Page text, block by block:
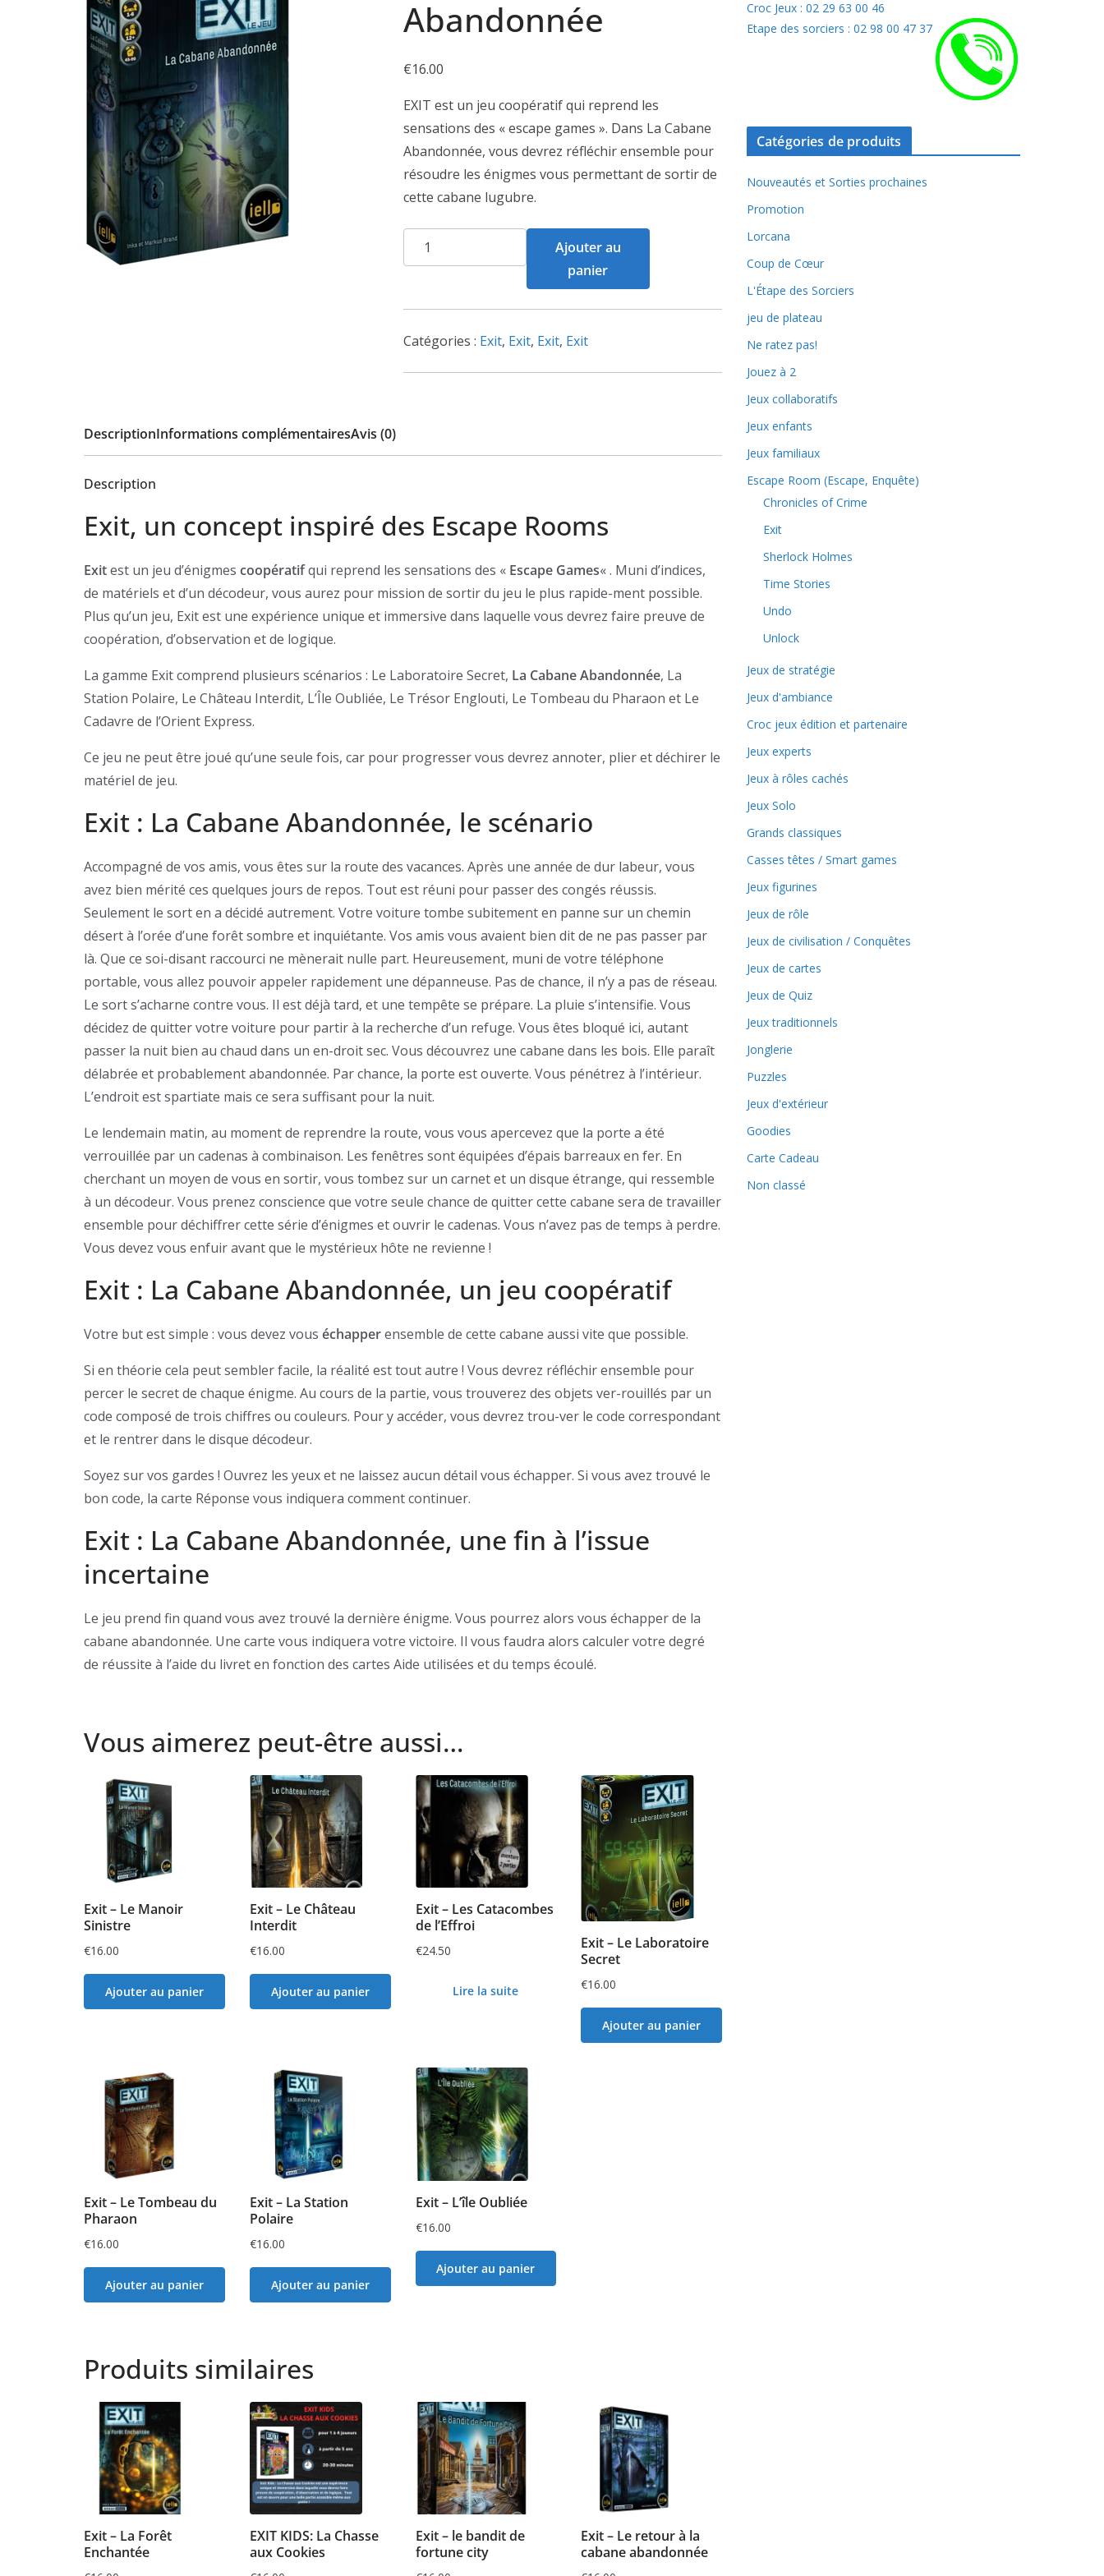
Abandonnée
€16.00
EXIT est un jeu coopératif qui reprend les
sensations des « escape games ». Dans La Cabane
Abandonnée, vous devrez réfléchir ensemble pour
résoudre les énigmes vous permettant de sortir de
cette cabane lugubre.
quantité
de
-
Cabane
Abandonnée
Ajouter au
panier
Catégories : Exit, Exit, Exit, Exit
DescriptionInformations complémentairesAvis (0)
Description
Exit, un concept inspiré des Escape Rooms
Exitest un jeu d’énigmes coopératifqui reprend les sensations des « Escape Games« . Muni d’indices,
de matériels et d’un décodeur, vous aurez pour mission de sortir du jeu le plus rapide-ment possible.
Plus qu’un jeu, Exit est une expérience unique et immersive dans laquelle vous devrez faire preuve de
coopération, d’observation et de logique.
La gamme Exit comprend plusieurs scénarios : Le Laboratoire Secret, La Cabane Abandonnée, La
Station Polaire, Le Château Interdit, L’Île Oubliée, Le Trésor Englouti, Le Tombeau du Pharaon et Le
Cadavre de l’Orient Express.
Ce jeu ne peut être joué qu’une seule fois, car pour progresser vous devrez annoter, plier et déchirer le
matériel de jeu.
Exit : La Cabane Abandonnée, le scénario
Accompagné de vos amis, vous êtes sur la route des vacances. Après une année de dur labeur, vous
avez bien mérité ces quelques jours de repos. Tout est réuni pour passer des congés réussis.
Seulement le sort en a décidé autrement. Votre voiture tombe subitement en panne sur un chemin
désert à l’orée d’une forêt sombre et inquiétante. Vos amis vous avaient bien dit de ne pas passer par
là. Que ce soi-disant raccourci ne mènerait nulle part. Heureusement, muni de votre téléphone
portable, vous allez pouvoir appeler rapidement une dépanneuse. Pas de chance, il n’y a pas de réseau.
Le sort s’acharne contre vous. Il est déjà tard, et une tempête se prépare. La pluie s’intensifie. Vous
décidez de quitter votre voiture pour partir à la recherche d’un refuge. Vous êtes bloqué ici, autant
passer la nuit bien au chaud dans un en-droit sec. Vous découvrez une cabane dans les bois. Elle paraît
délabrée et probablement abandonnée. Par chance, la porte est ouverte. Vous pénétrez à l’intérieur.
L’endroit est spartiate mais ce sera suffisant pour la nuit.
Le lendemain matin, au moment de reprendre la route, vous vous apercevez que la porte a été
verrouillée par un cadenas à combinaison. Les fenêtres sont équipées d’épais barreaux en fer. En
cherchant un moyen de vous en sortir, vous tombez sur un carnet et un disque étrange, qui ressemble
à un décodeur. Vous prenez conscience que votre seule chance de quitter cette cabane sera de travailler
ensemble pour déchiffrer cette série d’énigmes et ouvrir le cadenas. Vous n’avez pas de temps à perdre.
Vous devez vous enfuir avant que le mystérieux hôte ne revienne !
Exit : La Cabane Abandonnée, un jeu coopératif
Votre but est simple : vous devez vous échapperensemble de cette cabane aussi vite que possible.
Si en théorie cela peut sembler facile, la réalité est tout autre ! Vous devrez réfléchir ensemble pour
percer le secret de chaque énigme. Au cours de la partie, vous trouverez des objets ver-rouillés par un
code composé de trois chiffres ou couleurs. Pour y accéder, vous devrez trou-ver le code correspondant
et le rentrer dans le disque décodeur.
Soyez sur vos gardes ! Ouvrez les yeux et ne laissez aucun détail vous échapper. Si vous avez trouvé le
bon code, la carte Réponse vous indiquera comment continuer.
Exit : La Cabane Abandonnée, une fin à l’issue
incertaine
Le jeu prend fin quand vous avez trouvé la dernière énigme. Vous pourrez alors vous échapper de la
cabane abandonnée. Une carte vous indiquera votre victoire. Il vous faudra alors calculer votre degré
de réussite à l’aide du livret en fonction des cartes Aide utilisées et du temps écoulé.
Vous aimerez peut-être aussi…
Exit – Le Manoir
Sinistre
€16.00
Ajouter au panier
Exit – Le Château
Interdit
€16.00
Ajouter au panier
Exit – Les Catacombes
de l’Effroi
€24.50
Lire la suite
Exit – Le Laboratoire
Secret
€16.00
Ajouter au panier
Exit – Le Tombeau du
Pharaon
€16.00
Ajouter au panier
Exit – La Station
Polaire
€16.00
Ajouter au panier
Exit – L’île Oubliée
€16.00
Ajouter au panier
Produits similaires
Exit – La Forêt
Enchantée
EXIT KIDS: La Chasse
aux Cookies
Exit – le bandit de
fortune city
Exit – Le retour à la
cabane abandonnée
Croc Jeux : 02 29 63 00 46
Etape des sorciers : 02 98 00 47 37
Catégories de produits
Nouveautés et Sorties prochaines
Promotion
Lorcana
Coup de Cœur
L'Étape des Sorciers
jeu de plateau
Ne ratez pas!
Jouez à 2
Jeux collaboratifs
Jeux enfants
Jeux familiaux
Escape Room (Escape, Enquête)
Chronicles of Crime
Exit
Sherlock Holmes
Time Stories
Undo
Unlock
Jeux de stratégie
Jeux d'ambiance
Croc jeux édition et partenaire
Jeux experts
Jeux à rôles cachés
Jeux Solo
Grands classiques
Casses têtes / Smart games
Jeux figurines
Jeux de rôle
Jeux de civilisation / Conquêtes
Jeux de cartes
Jeux de Quiz
Jeux traditionnels
Jonglerie
Puzzles
Jeux d'extérieur
Goodies
Carte Cadeau
Non classé